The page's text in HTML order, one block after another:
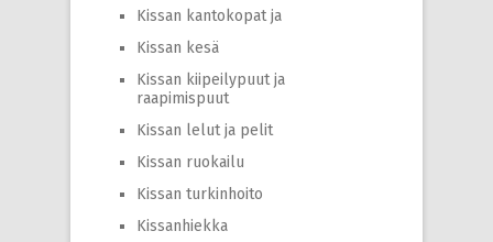
Kissan kantokopat ja
Kissan kesä
Kissan kiipeilypuut ja
raapimispuut
Kissan lelut ja pelit
Kissan ruokailu
Kissan turkinhoito
Kissanhiekka